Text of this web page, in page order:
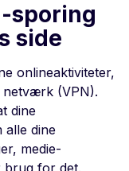
sporing
side
onlineaktiviteter,
netværk (VPN).
dine
alle dine
medie-